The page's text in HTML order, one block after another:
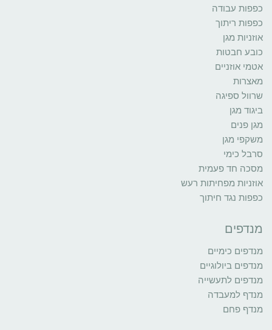
כפפות עבודה
כפפות ריתוך
אוזניות מגן
כובע חבטות
אטמי אוזניים
מאצרות
שרוול ספיגה
ביגוד מגן
מגן פנים
משקפי מגן
סרבל כימי
מסכה חד פעמית
אוזניות מפחיתות רעש
כפפות נגד חיתוך
מנדפים
מנדפים כימיים
מנדפים ביולוגיים
מנדפים לתעשייה
מנדף למעבדה
מנדף פחם